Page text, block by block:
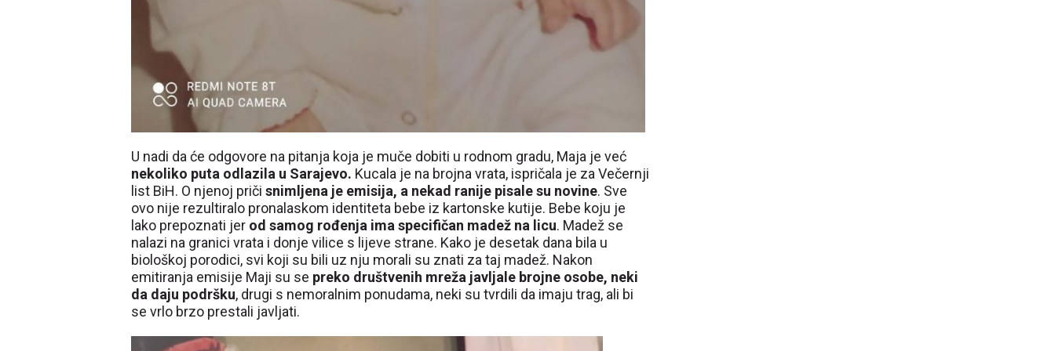
U nadi da će odgovore na pitanja koja je muče dobiti u rodnom gradu, Maja je već
nekoliko puta odlazila u Sarajevo. Kucala je na brojna vrata, ispričala je za Večernji
list BiH. O njenoj priči snimljena je emisija, a nekad ranije pisale su novine. Sve
ovo nije rezultiralo pronalaskom identiteta bebe iz kartonske kutije. Bebe koju je
lako prepoznati jer od samog rođenja ima specifičan madež na licu. Madež se
nalazi na granici vrata i donje vilice s lijeve strane. Kako je desetak dana bila u
biološkoj porodici, svi koji su bili uz nju morali su znati za taj madež. Nakon
emitiranja emisije Maji su se preko društvenih mreža javljale brojne osobe, neki
da daju podršku, drugi s nemoralnim ponudama, neki su tvrdili da imaju trag, ali bi
se vrlo brzo prestali javljati.